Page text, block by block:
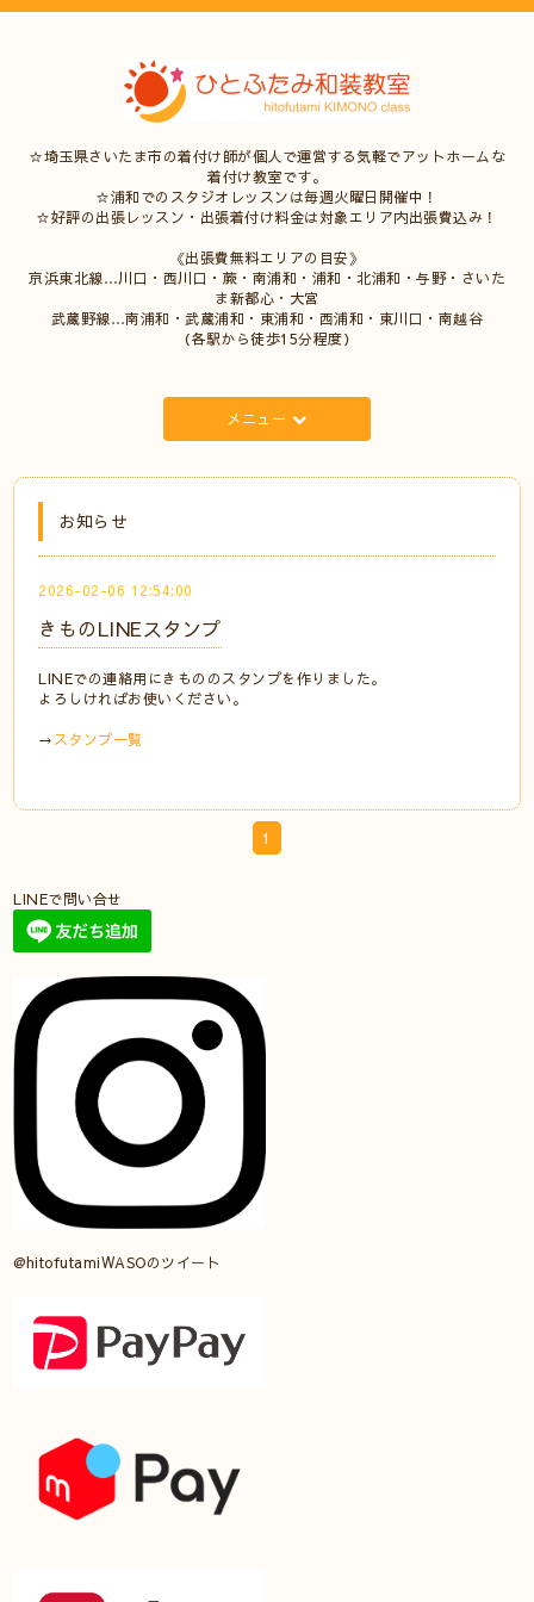
☆埼玉県さいたま市の着付け師が個人で運営する気軽でアットホームな
着付け教室です。
☆浦和でのスタジオレッスンは毎週火曜日開催中！
☆好評の出張レッスン・出張着付け料金は対象エリア内出張費込み！
《出張費無料エリアの目安》
京浜東北線…川口・西川口・蕨・南浦和・浦和・北浦和・与野・さいた
ま新都心・大宮
武蔵野線…南浦和・武蔵浦和・東浦和・西浦和・東川口・南越谷
（各駅から徒歩15分程度）
メニュー
お知らせ
2026-02-06 12:54:00
きものLINEスタンプ
LINEでの連絡用にきもののスタンプを作りました。
よろしければお使いください。
→スタンプ一覧
1
LINEで問い合せ
@hitofutamiWASOのツイート